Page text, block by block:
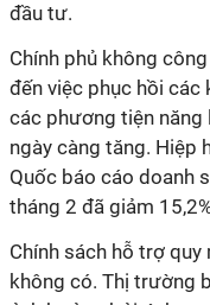
đầu tư.
Chính phủ không
đến việc phục hồi
các phương tiện năng
ngày càng tăng. Hiệp
Quốc báo cáo doanh
tháng 2 đã giảm
Chính sách hỗ trợ
không có. Thị trường